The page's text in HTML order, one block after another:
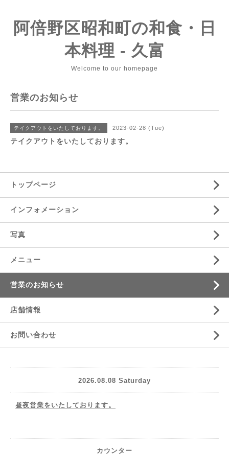
阿倍野区昭和町の和食・日
本料理 - 久富
Welcome to our homepage
営業のお知らせ
テイクアウトをいたしております。 2023-02-28 (Tue)
テイクアウトをいたしております。
トップページ
インフォメーション
写真
メニュー
営業のお知らせ
店舗情報
お問い合わせ
2026.08.08 Saturday
昼夜営業をいたしております。
カウンター